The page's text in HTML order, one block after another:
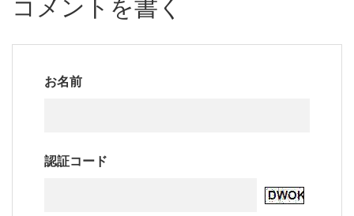
コメントを書く
お名前
認証コード